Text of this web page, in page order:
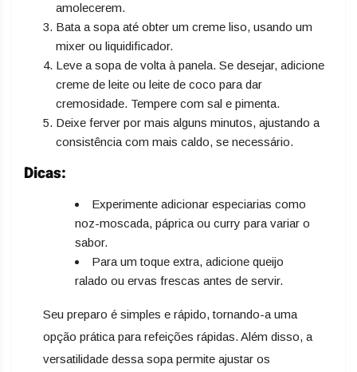
amolecerem.
Bata a sopa até obter um creme liso, usando um
mixer ou liquidificador.
Leve a sopa de volta à panela. Se desejar, adicione
creme de leite ou leite de coco para dar
cremosidade. Tempere com sal e pimenta.
Deixe ferver por mais alguns minutos, ajustando a
consistência com mais caldo, se necessário.
Dicas:
Experimente adicionar especiarias como
noz-moscada, páprica ou curry para variar o
sabor.
Para um toque extra, adicione queijo
ralado ou ervas frescas antes de servir.
Seu preparo é simples e rápido, tornando-a uma
opção prática para refeições rápidas. Além disso, a
versatilidade dessa sopa permite ajustar os